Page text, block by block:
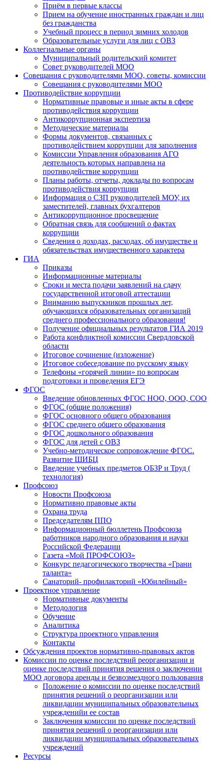
Приём в первые классы
Прием на обучение иностранных граждан и лиц
без гражданства
Учебный процесс в период зимних холодов
Образовательные услуги для лиц с ОВЗ
Коллегиальные органы
Муниципальный родительский комитет
Совет руководителей МОО
Совещания с руководителями МОО, советы, комиссии
Совещания с руководителями МОО
Противодействие коррупции
Нормативные правовые и иные акты в сфере
противодействия коррупции
Антикоррупционная экспертиза
Методические материалы
Формы документов, связанных с
противодействием коррупции для заполнения
Комиссии Управления образования АГО
деятельность которых направлена на
противодействие коррупции
Планы работы, отчеты, доклады по вопросам
противодействия коррупции
Информация о СЗП руководителей МОУ, их
заместителей, главных бухгалтеров
Антикоррупционное просвещение
Обратная связь для сообщений о фактах
коррупции
Сведения о доходах, расходах, об имуществе и
обязательствах имущественного характера
ГИА
Приказы
Информационные материалы
Сроки и места подачи заявлений на сдачу
государственной итоговой аттестации
Вниманию выпускников прошлых лет,
обучающихся образовательных организаций
среднего профессионального образования!
Получение официальных результатов ГИА 2019
Работа конфликтной комиссии Свердловской
области
Итоговое сочинение (изложение)
Итоговое собеседование по русскому языку
Телефоны «горячей линии» по вопросам
подготовки и проведения ЕГЭ
ФГОС
Введение обновленных ФГОС НОО, ООО, СОО
ФГОС (общие положения)
ФГОС основного общего образования
ФГОС среднего общего образования
ФГОС дошкольного образования
ФГОС для детей с ОВЗ
Учебно-методическое сопровождение ФГОС.
Развитие ШИБЦ
Введение учебных предметов ОБЗР и Труд (
технология)
Профсоюз
Новости Профсоюза
Нормативно правовые акты
Охрана труда
Председателям ППО
Информационный бюллетень Профсоюза
работников народного образования и науки
Российской Федерации
Газета «Мой ПРОФСОЮЗ»
Конкурс педагогического творчества «Грани
таланта»
Санаторий- профилакторий «Юбилейный»
Проектное управление
Нормативные документы
Методология
Обучение
Аналитика
Структура проектного управления
Контакты
Обсуждения проектов нормативно-правовых актов
Комиссии по оценке последствий реорганизации и
оценке последствий принятия решения о заключении
МОО договора аренды и безвозмездного пользования
Положение о комиссии по оценке последствий
принятия решений о реорганизации или
ликвидации муниципальных образовательных
учрежденийи ее состав
Заключения комиссии по оценке последствий
принятия решений о реорганизации или
ликвидации муниципальных образовательных
учреждений
Ресурсы